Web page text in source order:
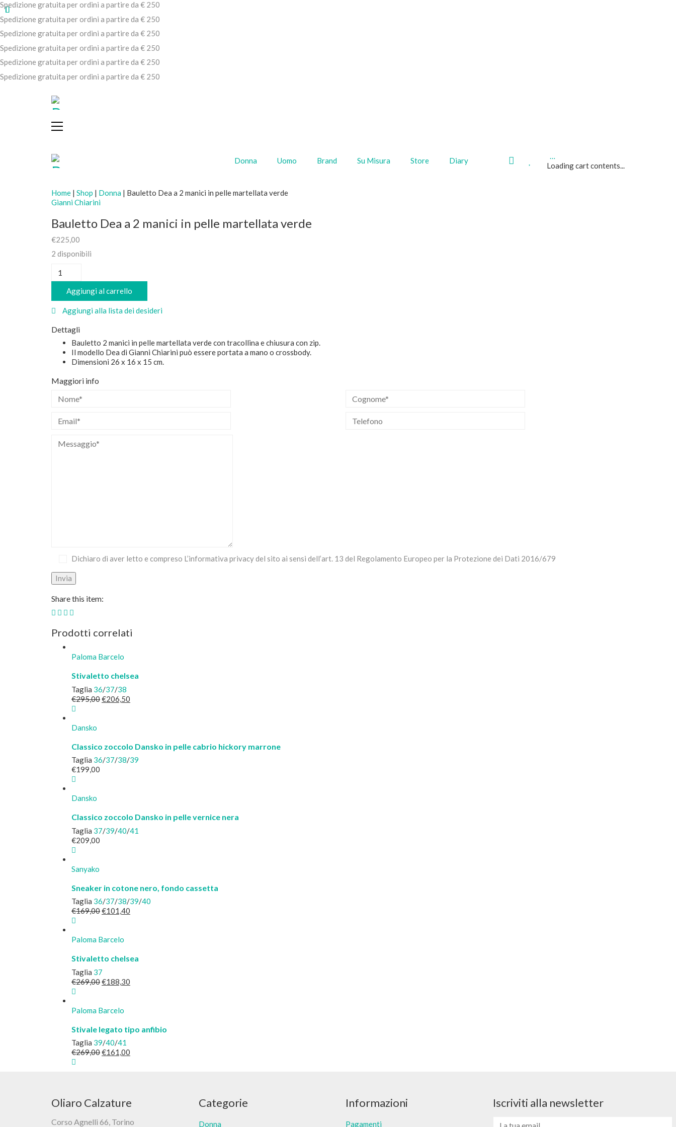
Spedizione gratuita per ordini a partire da € 250
Spedizione gratuita per ordini a partire da € 250
Spedizione gratuita per ordini a partire da € 250
Spedizione gratuita per ordini a partire da € 250
Spedizione gratuita per ordini a partire da € 250
Spedizione gratuita per ordini a partire da € 250
Donna Uomo Brand Su Misura Store Diary Wishlist
Loading cart contents...
Home | Shop | Donna | Bauletto Dea a 2 manici in pelle martellata verde
Gianni Chiarini
Bauletto Dea a 2 manici in pelle martellata verde
€225,00
2 disponibili
Dea
in
martellata
verde
quantità
Aggiungi al carrello
Aggiungi alla lista dei desideri
Dettagli
Bauletto 2 manici in pelle martellata verde con tracollina e chiusura con zip.
Il modello Dea di Gianni Chiarini può essere portata a mano o crossbody.
Dimensioni 26 x 16 x 15 cm.
Maggiori info
Dichiaro di aver letto e compreso L’informativa privacy del sito ai sensi dell’art. 13 del Regolamento Europeo per la Protezione dei Dati 2016/679
Share this item:
Prodotti correlati
Paloma Barcelo
Stivaletto chelsea
Taglia 36/37/38
€295,00Il
€206,50
Dansko
Classico zoccolo Dansko in pelle cabrio hickory marrone
Taglia 36/37/38/39
€199,00
Dansko
Classico zoccolo Dansko in pelle vernice nera
Taglia 37/39/40/41
€209,00
Sanyako
Sneaker in cotone nero, fondo cassetta
Taglia 36/37/38/39/40
€169,00Il
era:
€101,40
Paloma Barcelo
Stivaletto chelsea
Taglia 37
€269,00Il
era:
€188,30
Paloma Barcelo
Stivale legato tipo anfibio
Taglia 39/40/41
€269,00Il
€161,00
Oliaro Calzature
Corso Agnelli 66, Torino
Categorie
Donna
Informazioni
Pagamenti
Iscriviti alla newsletter